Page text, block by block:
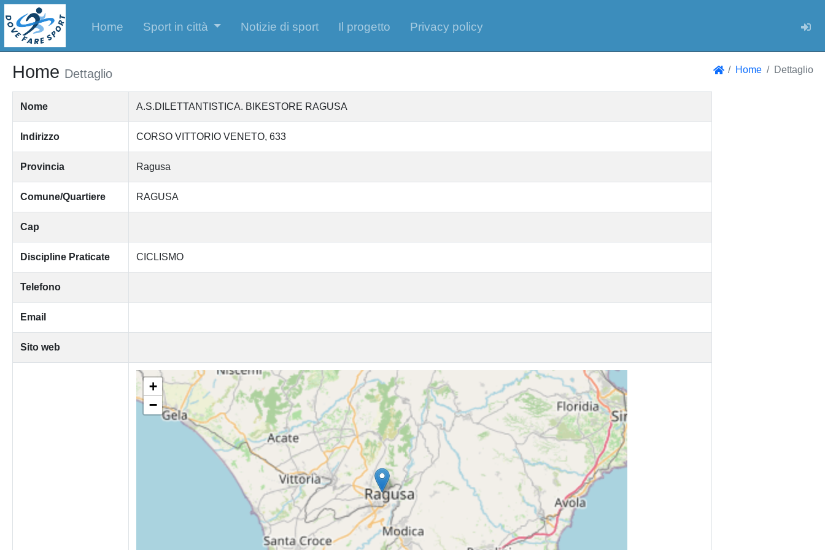
Home Sport in città Notizie di sport Il progetto Privacy policy
Home Dettaglio Home Dettaglio
Nome A.S.DILETTANTISTICA. BIKESTORE RAGUSA
Indirizzo CORSO VITTORIO VENETO, 633
Provincia Ragusa
Comune/Quartiere RAGUSA
Cap
Discipline Praticate CICLISMO
Telefono
Email
Sito web
+
−